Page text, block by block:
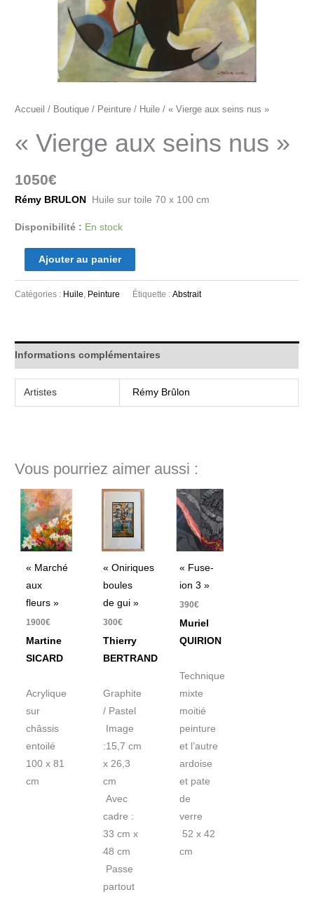
Accueil / Boutique / Peinture / Huile / « Vierge aux seins nus »
« Vierge aux seins nus »
1050€
Rémy BRULON Huile sur toile 70 x 100 cm
Disponibilité : En stock
Ajouter au panier
Catégories : Huile Peinture Étiquette :Abstrait
Informations complémentaires
Artistes Rémy Brûlon
Vous pourriez aimer aussi :
« Marché
aux
fleurs »
1900€
Martine
SICARD
Acrylique
sur
châssis
entoilé
100 x 81
cm
« Oniriques
boules
de gui »
300€
Thierry
BERTRAND
Graphite
/ Pastel
Image
:15,7 cm
x 26,3
cm
Avec
cadre :
33 cm x
48 cm
Passe
partout
« Fuse-
ion 3 »
390€
Muriel
QUIRION
Technique
mixte
moitié
peinture
et l’autre
ardoise
et pate
de
verre
52 x 42
cm